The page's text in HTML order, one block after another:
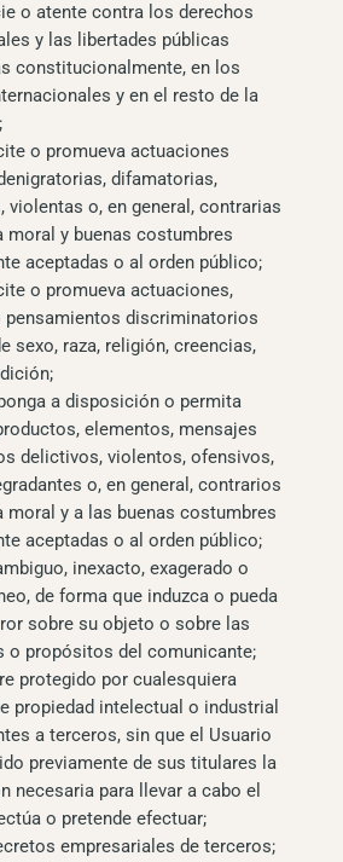
o atente contra los derechos
y las libertades públicas
constitucionalmente, en los
y en el resto de la
o promueva actuaciones
difamatorias,
violentas o, en general, contrarias
moral y buenas costumbres
aceptadas o al orden público;
o promueva actuaciones,
pensamientos discriminatorios
sexo, raza, religión, creencias,
a disposición o permita
elementos, mensajes
delictivos, violentos, ofensivos,
o, en general, contrarios
moral y a las buenas costumbres
aceptadas o al orden público;
inexacto, exagerado o
de forma que induzca o pueda
sobre su objeto o sobre las
o propósitos del comunicante;
protegido por cualesquiera
propiedad intelectual o industrial
a terceros, sin que el Usuario
previamente de sus titulares la
necesaria para llevar a cabo el
o pretende efectuar;
empresariales de terceros;